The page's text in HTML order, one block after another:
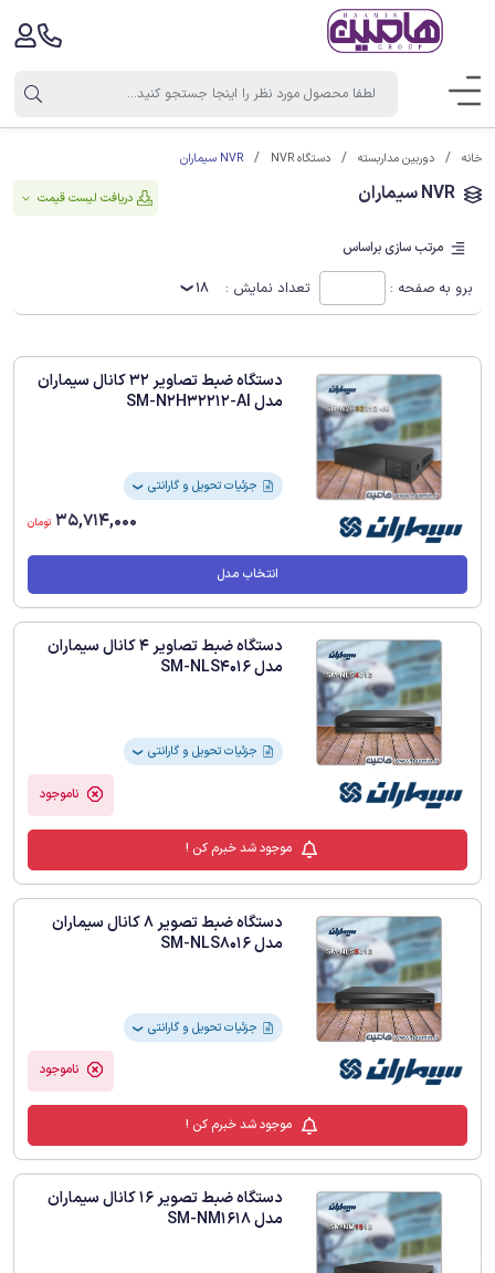
خانه دوربین مداربسته دستگاه NVR NVR سیماران
NVR سیماران دریافت لیست قیمت
مرتب سازی براساس
برو به صفحه : تعداد نمایش : 18
دستگاه ضبط تصاویر 32 کانال سیماران
مدل SM-N2H32212-AI
جزئیات تحویل و گارانتی ❯
35,714,000 تومان
انتخاب مدل
دستگاه ضبط تصاویر 4 کانال سیماران
مدل SM-NLS4016
جزئیات تحویل و گارانتی ❯
ناموجود
موجود شد خبرم کن !
دستگاه ضبط تصویر 8 کانال سیماران
مدل SM-NLS8016
جزئیات تحویل و گارانتی ❯
ناموجود
موجود شد خبرم کن !
دستگاه ضبط تصویر 16 کانال سیماران
مدل SM-NM1618